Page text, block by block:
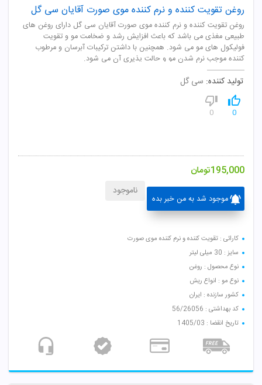
روغن تقویت کننده و نرم کننده موی صورت آقایان سی گل
روغن تقویت کننده و نرم کننده موی صورت آقایان سی گل دارای روغن های
طبیعی مغذی می باشد که باعث افزایش رشد و ضخامت مو و تقویت
فولیکول های مو می شود. همچنین با داشتن ترکیبات آبرسان و مرطوب
کننده موجب نرم شدن مو و حالت پذیری آن می شود.
تولید کننده: سی گل
0
0
195,000تومان
موجود شد به من خبر بده
ناموجود
کارائی : تقویت کننده و نرم کننده موی صورت
سایز : 30 میلی لیتر
نوع محصول : روغن
نوع مو : انواع ریش
کشور سازنده : ایران
کد بهداشتی : 56/26056
تاریخ انقضا : 1405/03